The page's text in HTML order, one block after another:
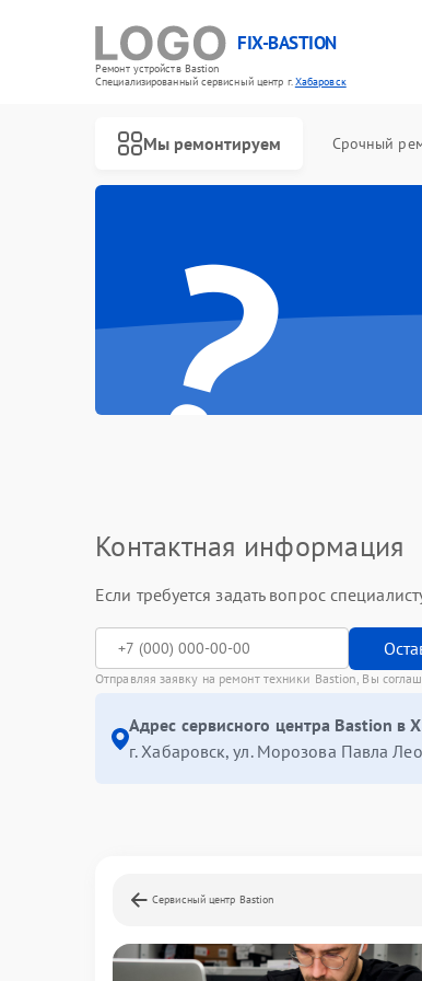
FIX-BASTION
Ремонт устройств Bastion
Специализированный cервисный центр г.Хабаровск
Мы ремонтируем Срочный
?
Контактная информация
Если требуется задать вопрос
Отправляя заявку на ремонт техники Bastion, Вы
Адрес сервисного центра Bastion в
г. Хабаровск, ул. Морозова Павла
Сервисный центр Bastion